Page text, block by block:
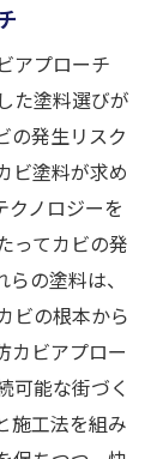
上
い
び方
アプローチ
た塗料選びが
の発生リスク
ビ塗料が求め
クノロジーを
ってカビの発
の塗料は、
ビの根本から
カビアプロー
可能な街づく
施工法を組み